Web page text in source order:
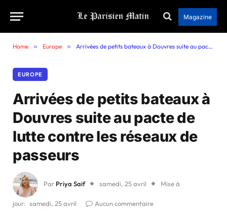
Magazine
Home » Europe » Arrivées de petits bateaux à Douvres suite au pacte de lutte contre les réseaux de passeurs
EUROPE
Arrivées de petits bateaux à
Douvres suite au pacte de
lutte contre les réseaux de
passeurs
Par Priya Saif samedi, 25 avril Mise à
jour: samedi, 25 avril
Aucun commentaire